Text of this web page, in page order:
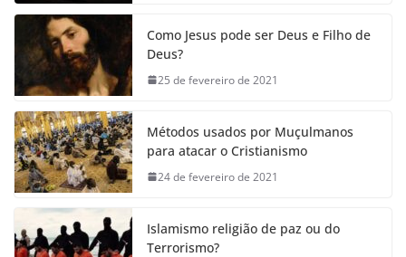
Como Jesus pode ser Deus e Filho de
Deus?
25 de fevereiro de 2021
Métodos usados por Muçulmanos
para atacar o Cristianismo
24 de fevereiro de 2021
Islamismo religião de paz ou do
Terrorismo?